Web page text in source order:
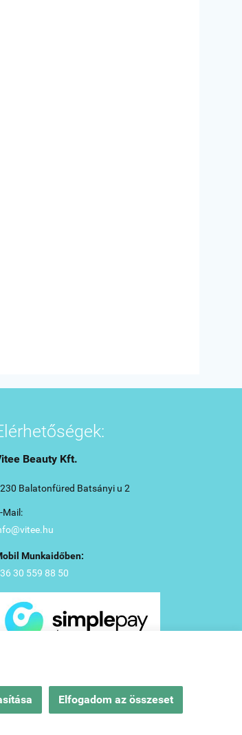
Elfogadom az összeset
Beauty Kft.
Balatonfüred Batsányi u 2
Mail:
Munkaidőben:
30 559 88 50